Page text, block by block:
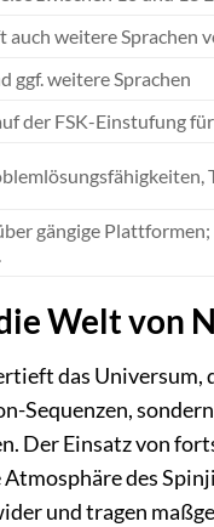
auch weitere Sprachen
ggf. weitere Sprachen
der FSK-Einstufung
gängige
Welt von
das
Sequenzen,
Der Einsatz von
Atmosphäre des
und tragen